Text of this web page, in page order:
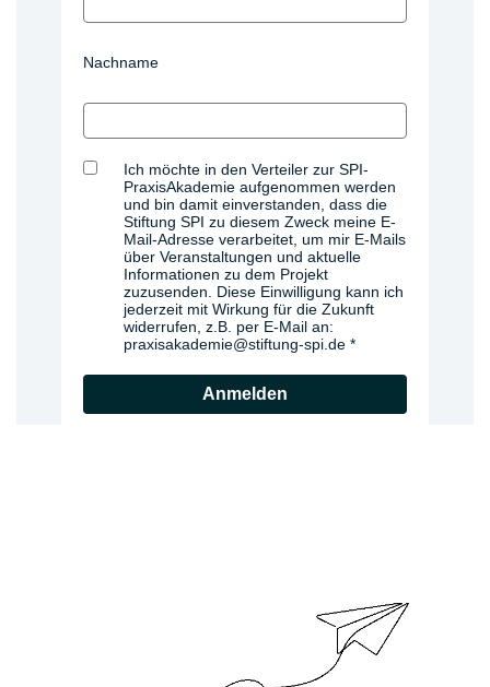
Nachname
Ich möchte in den Verteiler zur SPI-
PraxisAkademie aufgenommen werden
und bin damit einverstanden, dass die
Stiftung SPI zu diesem Zweck meine E-
Mail-Adresse verarbeitet, um mir E-Mails
über Veranstaltungen und aktuelle
Informationen zu dem Projekt
zuzusenden. Diese Einwilligung kann ich
jederzeit mit Wirkung für die Zukunft
widerrufen, z.B. per E-Mail an:
praxisakademie@stiftung-spi.de
Anmelden